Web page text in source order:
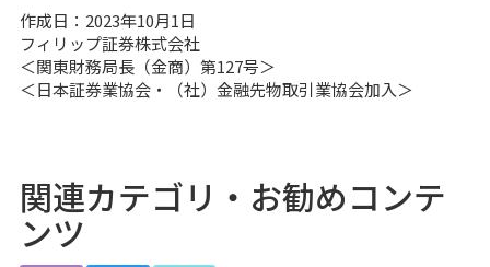
作成日：2023年10月1日
フィリップ証券株式会社
＜関東財務局長（金商）第127号＞
＜日本証券業協会・（社）金融先物取引業協会加入＞
関連カテゴリ・お勧めコンテ
ンツ